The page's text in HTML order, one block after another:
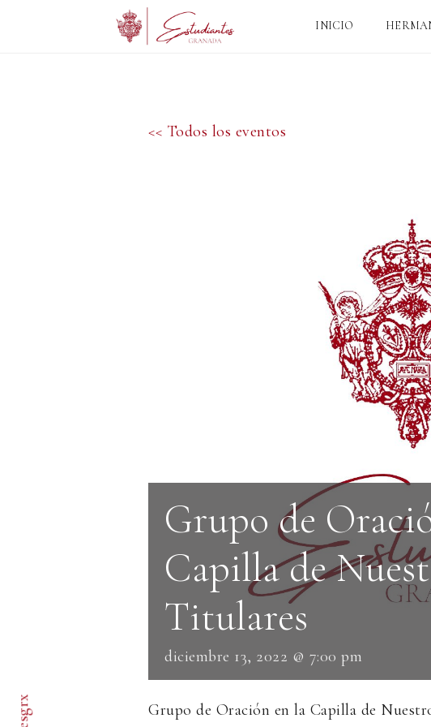
INICIO
<< Todos los eventos
Grupo de
Capilla de
Titulares
diciembre 13, 2022 @ 7:00 pm
Grupo de Oración en la Capilla de